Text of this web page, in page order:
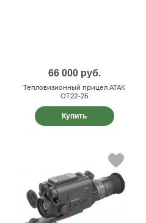
66 000 руб.
Тепловизионный прицел ATAK
OT22-25
Купить